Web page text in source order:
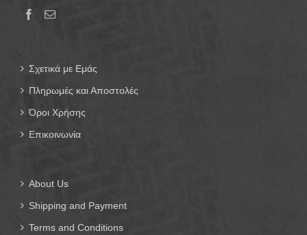
Σχετικά με Εμάς
Πληρωμές και Αποστολές
Όροι Χρήσης
Επικοινωνία
About Us
Shipping and Payment
Terms and Conditions